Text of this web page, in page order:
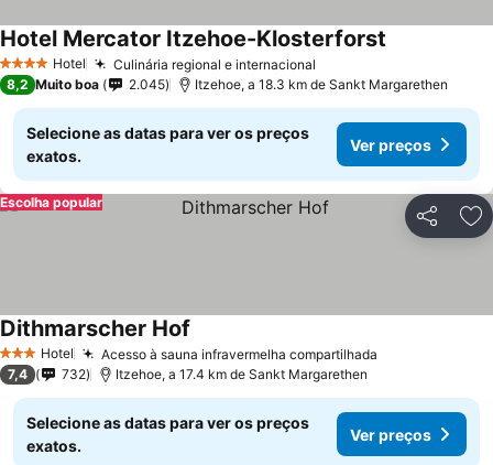
4 EstrelasHotel Culinária regional e internacional
Hotel Mercator Itzehoe-Klosterforst
8,2 Muito boa 2.045 Itzehoe, a 18.3 km de Sankt Margarethen
Selecione as datas para ver os preços
exatos.
Ver preços
Partilhar
Escolha popular
3 EstrelasHotel Acesso à sauna infravermelha compartilhada
Dithmarscher Hof
7,4 732 Itzehoe, a 17.4 km de Sankt Margarethen
Selecione as datas para ver os preços
exatos.
Ver preços